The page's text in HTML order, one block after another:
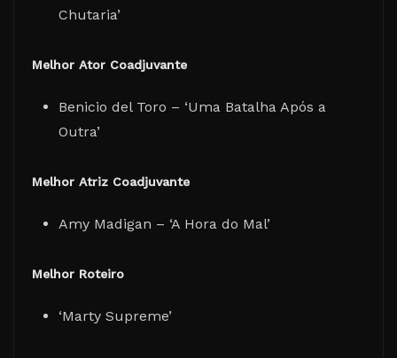
Chutaria’
Melhor Ator Coadjuvante
Benicio del Toro – ‘Uma Batalha Após a
Outra’
Melhor Atriz Coadjuvante
Amy Madigan – ‘A Hora do Mal’
Melhor Roteiro
‘Marty Supreme’